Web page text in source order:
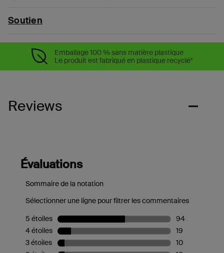
Soutien
Emballage 100 % sans matière plastique
Le produit est fabriqué en plastique recyclé*
Reviews